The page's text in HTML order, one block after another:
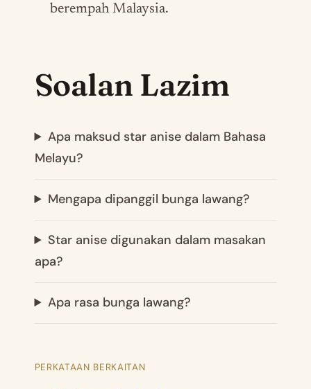
berempah Malaysia.
Soalan Lazim
Apa maksud star anise dalam Bahasa
Melayu?
Mengapa dipanggil bunga lawang?
Star anise digunakan dalam masakan
apa?
Apa rasa bunga lawang?
PERKATAAN BERKAITAN